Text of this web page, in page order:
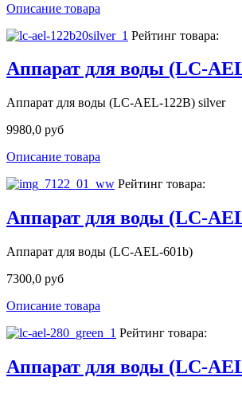
Описание товара
Рейтинг товара:
Аппарат для воды (LC-
Аппарат для воды (LC-AEL-122B) silver
9980,0 руб
Описание товара
Рейтинг товара:
Аппарат для воды (LC-
Аппарат для воды (LC-AEL-601b)
7300,0 руб
Описание товара
Рейтинг товара:
Аппарат для воды (LC-